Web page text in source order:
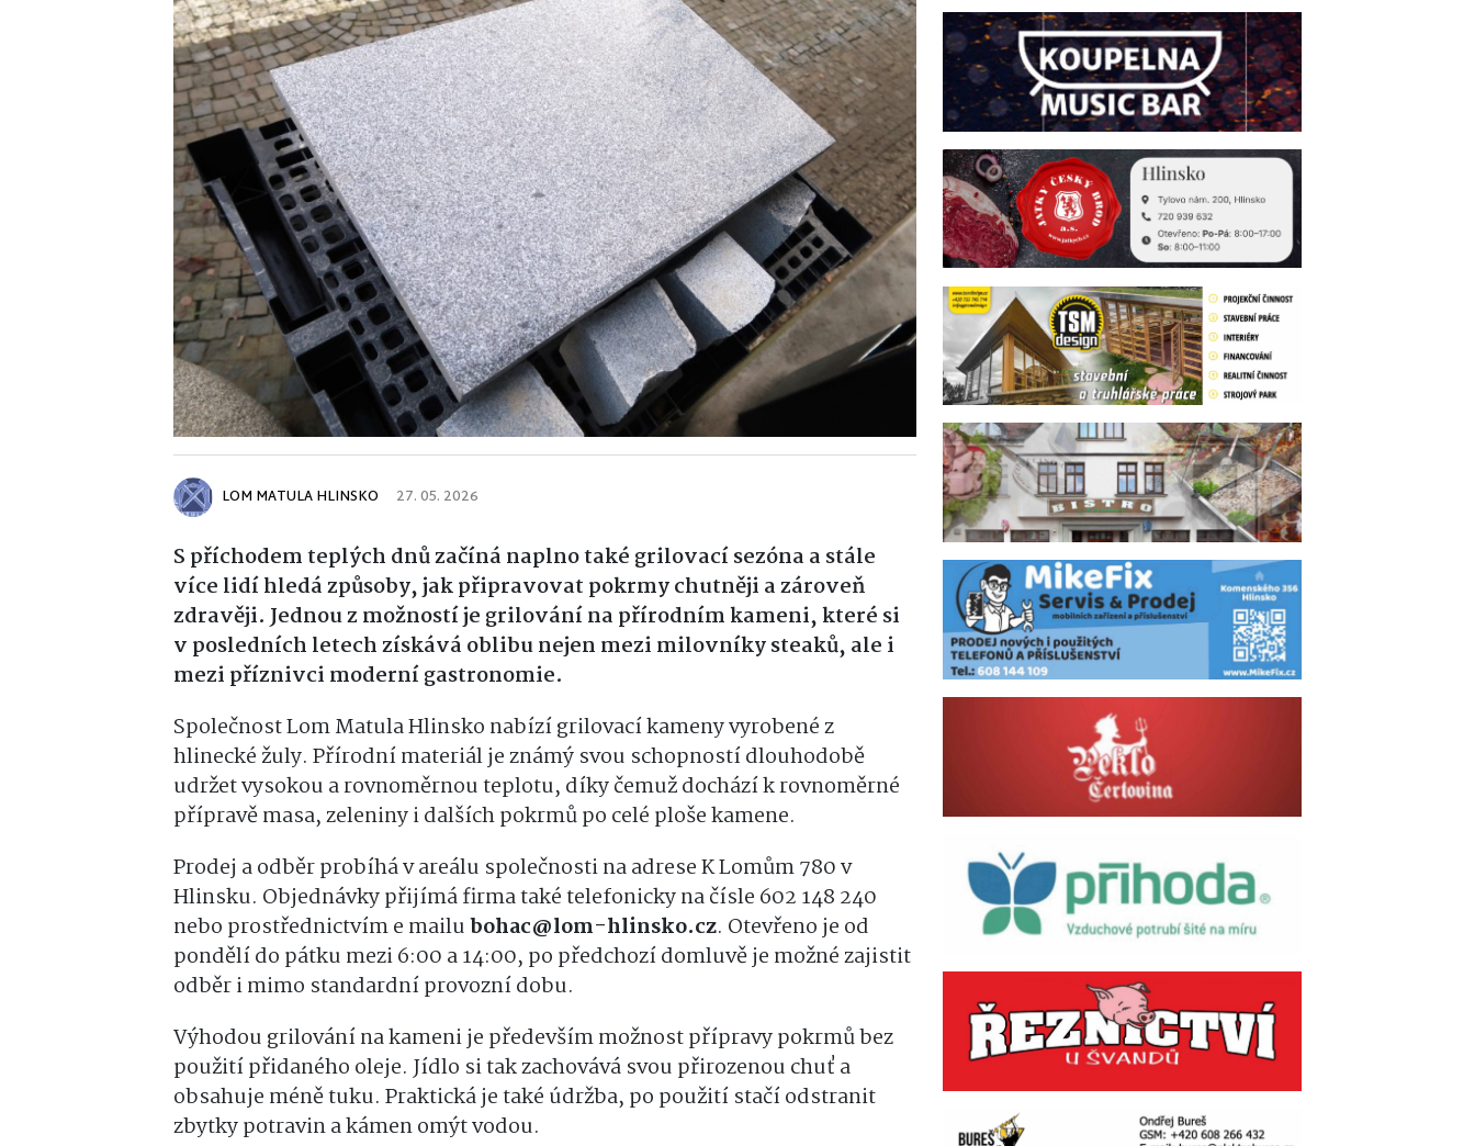
LOM MATULA HLINSKO 27. 05. 2026
S příchodem teplých dnů začíná naplno také grilovací sezóna a stále
více lidí hledá způsoby, jak připravovat pokrmy chutněji a zároveň
zdravěji. Jednou z možností je grilování na přírodním kameni, které si
v posledních letech získává oblibu nejen mezi milovníky steaků, ale i
mezi příznivci moderní gastronomie.
SpolečnostLom Matula Hlinsko nabízí grilovací kameny vyrobené z
hlinecké žuly. Přírodní materiál je známý svou schopností dlouhodobě
udržet vysokou a rovnoměrnou teplotu, díky čemuž dochází k rovnoměrné
přípravě masa, zeleniny i dalších pokrmů po celé ploše kamene.
Prodej a odběr probíhá v areálu společnosti na adrese K Lomům 780 v
Hlinsku. Objednávky přijímá firma také telefonicky na čísle 602 148 240
nebo prostřednictvím e mailubohac@lom-hlinsko.cz. Otevřeno je od
pondělí do pátku mezi 6:00 a 14:00, po předchozí domluvě je možné zajistit
odběr i mimo standardní provozní dobu.
Výhodou grilování na kameni je především možnost přípravy pokrmů bez
použití přidaného oleje. Jídlo si tak zachovává svou přirozenou chuť a
obsahuje méně tuku. Praktická je také údržba, po použití stačí odstranit
zbytky potravin a kámen omýt vodou.